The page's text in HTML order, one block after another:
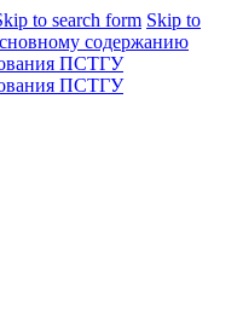
to search form Skip to
содержанию